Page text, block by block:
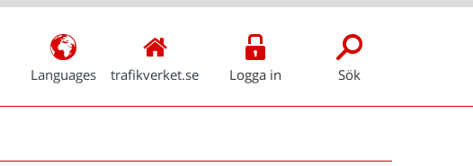
Languages trafikverket.se Logga in Sök